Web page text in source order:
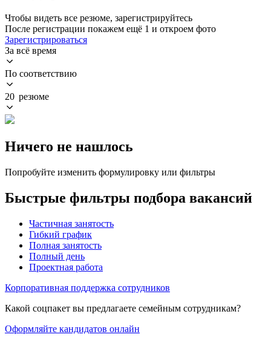
Чтобы видеть все резюме, зарегистрируйтесь
После регистрации покажем ещё 1 и откроем фото
Зарегистрироваться
За всё время
По соответствию
20 резюме
Ничего не нашлось
Попробуйте изменить формулировку или фильтры
Быстрые фильтры подбора вакансий
Частичная занятость
Гибкий график
Полная занятость
Полный день
Проектная работа
Корпоративная поддержка сотрудников
Какой соцпакет вы предлагаете семейным сотрудникам?
Оформляйте кандидатов онлайн